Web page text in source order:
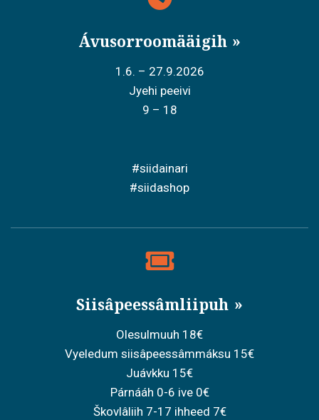
Ávusorroomääigih
1.6. – 27.9.2026
Jyehi peeivi
9 – 18
#siidainari
#siidashop
Siisâpeessâmliipuh
Olesulmuuh 18€
Vyeledum siisâpeessâmmáksu 15€
Juávkku 15€
Párnááh 0-6 ive 0€
Škovlâliih 7-17 ihheed 7€